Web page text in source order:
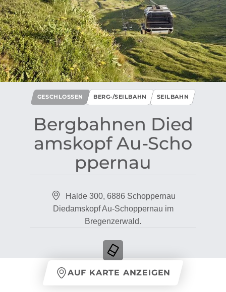
Bergbahnen Died
amskopf Au​-​Scho
ppernau
GESCHLOSSEN BERG-/SEILBAHN SEILBAHN
Halde 300, 6886 Schoppernau
Diedamskopf Au-Schoppernau im
Bregenzerwald.
AUF KARTE ANZEIGEN